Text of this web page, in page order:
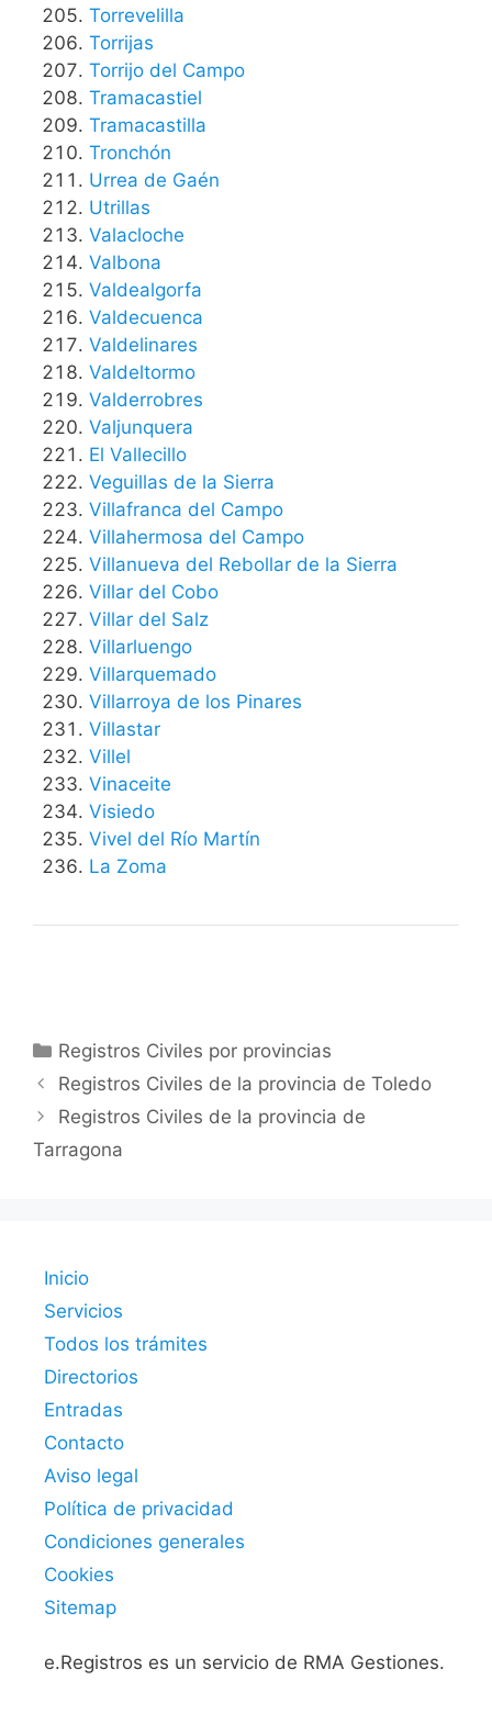
Torrevelilla
Torrijas
Torrijo del Campo
Tramacastiel
Tramacastilla
Tronchón
Urrea de Gaén
Utrillas
Valacloche
Valbona
Valdealgorfa
Valdecuenca
Valdelinares
Valdeltormo
Valderrobres
Valjunquera
El Vallecillo
Veguillas de la Sierra
Villafranca del Campo
Villahermosa del Campo
Villanueva del Rebollar de la Sierra
Villar del Cobo
Villar del Salz
Villarluengo
Villarquemado
Villarroya de los Pinares
Villastar
Villel
Vinaceite
Visiedo
Vivel del Río Martín
La Zoma
Categorías
Registros Civiles por provincias
Registros Civiles de la provincia de Toledo
Registros Civiles de la provincia de
Tarragona
Inicio
Servicios
Todos los trámites
Directorios
Entradas
Contacto
Aviso legal
Política de privacidad
Condiciones generales
Cookies
Sitemap
e.Registros es un servicio de RMA Gestiones.